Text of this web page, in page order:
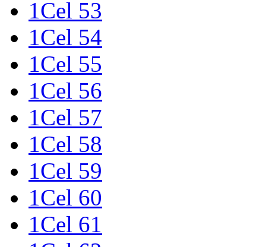
1Cel 53
1Cel 54
1Cel 55
1Cel 56
1Cel 57
1Cel 58
1Cel 59
1Cel 60
1Cel 61